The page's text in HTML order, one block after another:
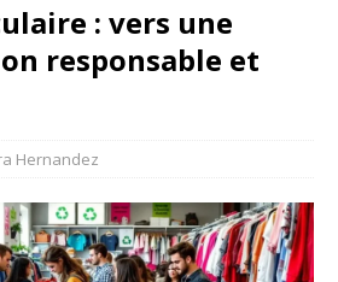
: vers une
responsable et
Hernandez